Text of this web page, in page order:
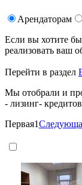
Арендаторам
Если вы хотите
реализовать ваш
Перейти в раздел
Мы отобрали и
- лизинг-
Первая1